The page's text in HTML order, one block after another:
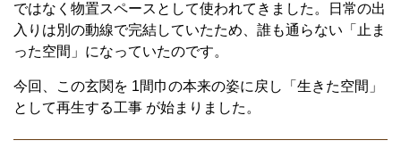
ではなく物置スペースとして使われてきました。日常の出
入りは別の動線で完結していたため、誰も通らない「止ま
った空間」になっていたのです。
今回、この玄関を 1間巾の本来の姿に戻し「生きた空間」
として再生する工事 が始まりました。